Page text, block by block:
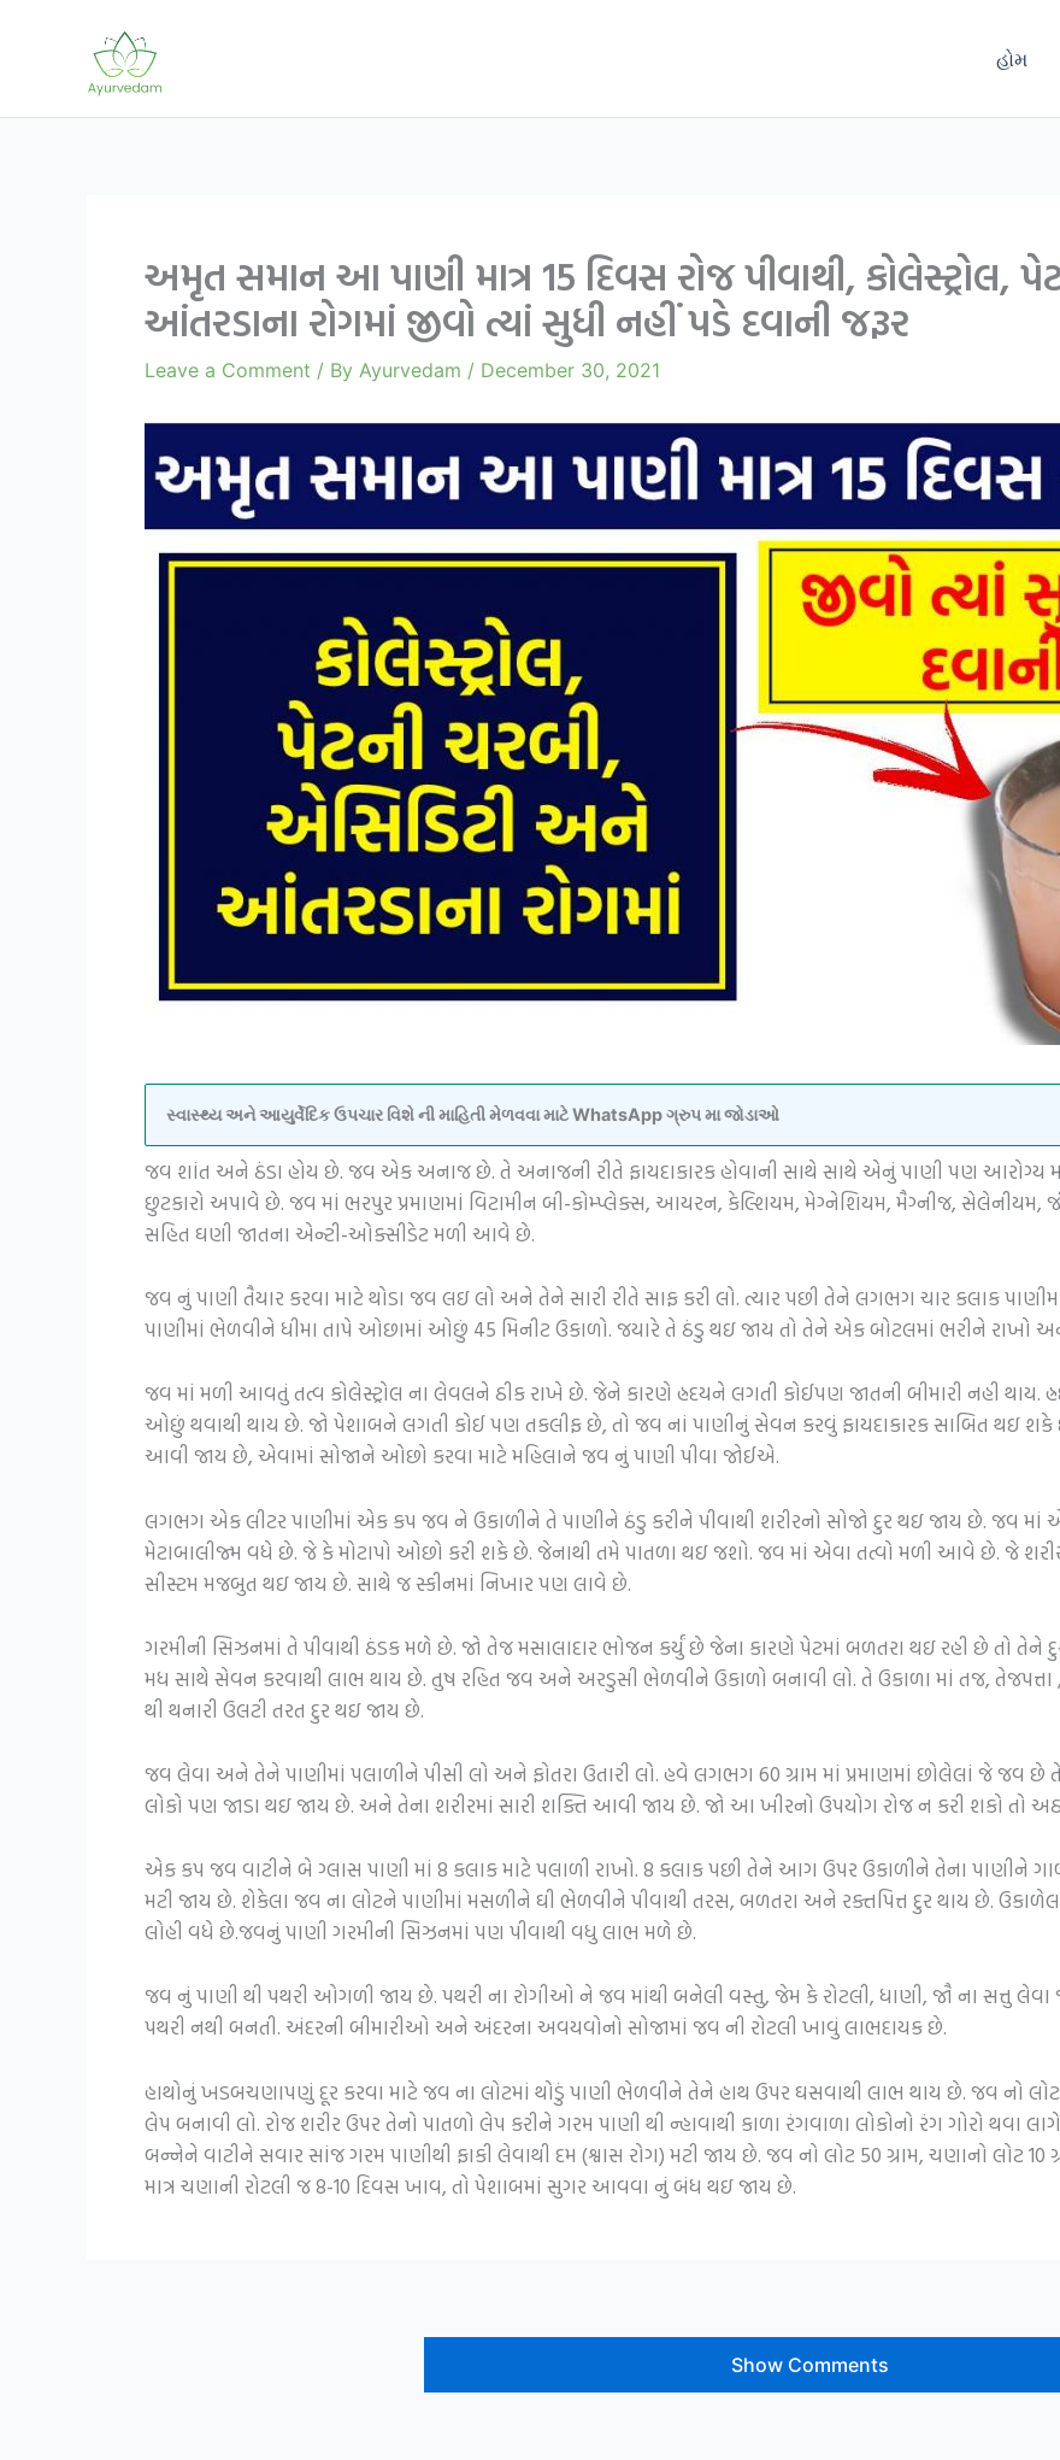
હોમ
અમૃત સમાન આ પાણી માત્ર 15 દિવસ રોજ પીવાથી, કોલેસ્ટ્રોલ,
આંતરડાના રોગમાં જીવો ત્યાં સુધી નહીં પડે દવાની જરૂર
Leave a Comment / By Ayurvedam / December 30, 2021
સ્વાસ્થ્ય અને આયુર્વેદિક ઉપચાર વિશે ની માહિતી મેળવવા માટે WhatsApp ગ્રુપ મા જોડાઓ
જવ શાંત અને ઠંડા હોય છે. જવ એક અનાજ છે. તે અનાજની રીતે ફાયદાકારક હોવાની સાથે સાથે એનું પાણી પણ આરોગ્ય
છુટકારો અપાવે છે. જવ માં ભરપુર પ્રમાણમાં વિટામીન બી-કોમ્પ્લેક્સ, આયરન, કેલ્શિયમ, મેગ્નેશિયમ, મૈગ્નીજ, સેલેનીયમ,
સહિત ઘણી જાતના એન્ટી-ઓક્સીડેટ મળી આવે છે.
જવ નું પાણી તૈયાર કરવા માટે થોડા જવ લઇ લો અને તેને સારી રીતે સાફ કરી લો. ત્યાર પછી તેને લગભગ ચાર કલાક
પાણીમાં ભેળવીને ધીમા તાપે ઓછામાં ઓછું 45 મિનીટ ઉકાળો. જયારે તે ઠંડુ થઇ જાય તો તેને એક બોટલમાં ભરીને રાખો
જવ માં મળી આવતું તત્વ કોલેસ્ટ્રોલ ના લેવલને ઠીક રાખે છે. જેને કારણે હ્રદયને લગતી કોઈપણ જાતની બીમારી નહી થાય.
ઓછું થવાથી થાય છે. જો પેશાબને લગતી કોઈ પણ તકલીફ છે, તો જવ નાં પાણીનું સેવન કરવું ફાયદાકારક સાબિત થઇ શકે
આવી જાય છે, એવામાં સોજાને ઓછો કરવા માટે મહિલાને જવ નું પાણી પીવા જોઈએ.
લગભગ એક લીટર પાણીમાં એક કપ જવ ને ઉકાળીને તે પાણીને ઠંડુ કરીને પીવાથી શરીરનો સોજો દુર થઇ જાય છે. જવ
મેટાબાલીજ્મ વધે છે. જે કે મોટાપો ઓછો કરી શકે છે. જેનાથી તમે પાતળા થઇ જશો. જવ માં એવા તત્વો મળી આવે છે. જે
સીસ્ટમ મજબુત થઇ જાય છે. સાથે જ સ્કીનમાં નિખાર પણ લાવે છે.
ગરમીની સિઝનમાં તે પીવાથી ઠંડક મળે છે. જો તેજ મસાલાદાર ભોજન કર્યું છે જેના કારણે પેટમાં બળતરા થઇ રહી છે તો
મધ સાથે સેવન કરવાથી લાભ થાય છે. તુષ રહિત જવ અને અરડુસી ભેળવીને ઉકાળો બનાવી લો. તે ઉકાળા માં તજ,
થી થનારી ઉલટી તરત દુર થઇ જાય છે.
જવ લેવા અને તેને પાણીમાં પલાળીને પીસી લો અને ફોતરા ઉતારી લો. હવે લગભગ 60 ગ્રામ માં પ્રમાણમાં છોલેલાં જે જવ છે
લોકો પણ જાડા થઇ જાય છે. અને તેના શરીરમાં સારી શક્તિ આવી જાય છે. જો આ ખીરનો ઉપયોગ રોજ ન કરી શકો તો
એક કપ જવ વાટીને બે ગ્લાસ પાણી માં 8 કલાક માટે પલાળી રાખો. 8 કલાક પછી તેને આગ ઉપર ઉકાળીને તેના પાણીને
મટી જાય છે. શેકેલા જવ ના લોટને પાણીમાં મસળીને ઘી ભેળવીને પીવાથી તરસ, બળતરા અને રક્તપિત્ત દુર થાય છે.
લોહી વધે છે.જવનું પાણી ગરમીની સિઝનમાં પણ પીવાથી વધુ લાભ મળે છે.
જવ નું પાણી થી પથરી ઓગળી જાય છે. પથરી ના રોગીઓ ને જવ માંથી બનેલી વસ્તુ, જેમ કે રોટલી, ધાણી, જૌ ના સત્તુ
પથરી નથી બનતી. અંદરની બીમારીઓ અને અંદરના અવયવોનો સોજામાં જવ ની રોટલી ખાવું લાભદાયક છે.
હાથોનું ખડબચણાપણું દૂર કરવા માટે જવ ના લોટમાં થોડું પાણી ભેળવીને તેને હાથ ઉપર ઘસવાથી લાભ થાય છે. જવ નો
લેપ બનાવી લો. રોજ શરીર ઉપર તેનો પાતળો લેપ કરીને ગરમ પાણી થી ન્હાવાથી કાળા રંગવાળા લોકોનો રંગ ગોરો થવા
બન્નેને વાટીને સવાર સાંજ ગરમ પાણીથી ફાકી લેવાથી દમ (શ્વાસ રોગ) મટી જાય છે. જવ નો લોટ 50 ગ્રામ, ચણાનો લોટ
માત્ર ચણાની રોટલી જ 8-10 દિવસ ખાવ, તો પેશાબમાં સુગર આવવા નું બંધ થઇ જાય છે.
Show Comments